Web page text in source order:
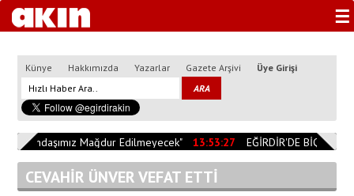
☰
Künye Hakkımızda Yazarlar Gazete Arşivi Üye Girişi
"Vatandaşımız Mağdur Edilmeyecek" 13:53:27 EĞİRDİR'DE
CEVAHİR ÜNVER VEFAT ETTİ